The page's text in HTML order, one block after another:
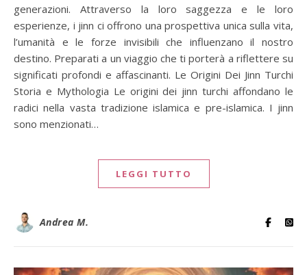
generazioni. Attraverso la loro saggezza e le loro
esperienze, i jinn ci offrono una prospettiva unica sulla vita,
l’umanità e le forze invisibili che influenzano il nostro
destino. Preparati a un viaggio che ti porterà a riflettere su
significati profondi e affascinanti. Le Origini Dei Jinn Turchi
Storia e Mythologia Le origini dei jinn turchi affondano le
radici nella vasta tradizione islamica e pre-islamica. I jinn
sono menzionati…
LEGGI TUTTO
Andrea M.